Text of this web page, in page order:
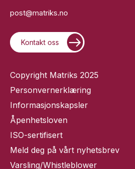
post@matriks.no
Kontakt oss
Copyright Matriks 2025
Personvernerklæring
Informasjonskapsler
Åpenhetsloven
ISO-sertifisert
Meld deg på vårt nyhetsbrev
Varsling/Whistleblower